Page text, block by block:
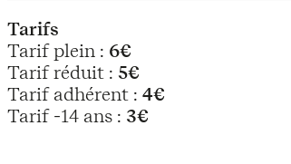
Tarifs
Tarif plein : 6€
Tarif réduit : 5€
Tarif adhérent : 4€
Tarif -14 ans : 3€